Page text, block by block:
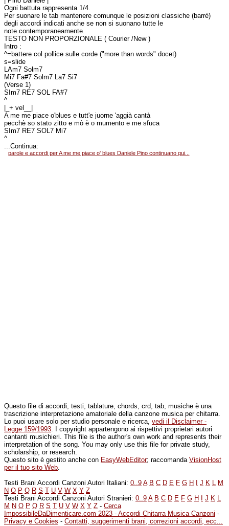
Ogni battuta rappresenta 1/4.
Per suonare le tab mantenere comunque le posizioni classiche (barrè)
degli accordi indicati anche se non si suonano tutte le
note contemporaneamente.
TESTO NON PROPORZIONALE ( Courier /New )
Intro :
^=battere col pollice sulle corde ("more than words" docet)
s=slide
LAm7 Solm7
Mi7 Fa#7 Solm7 La7 Si7
(Verse 1)
SIm7 RE7 SOL FA#7
^
|_+ vel__|
A me me piace o'blues e tutt'e juorne 'aggià cantà
pecchè so stato zitto e mò è o mumento e me sfuca
SIm7 RE7 SOL7 Mi7
^
...Continua:
parole e accordi per A me me piace o' blues Daniele Pino continuano qui...
Questo file di accordi, testi, tablature, chords, crd, tab, musiche è una
trascrizione interpretazione amatoriale della canzone musica per chitarra.
Lo puoi usare solo per studio personale e ricerca, vedi il Disclaimer -
Legge 159/1993. I copyright appartengono ai rispettivi proprietari autori
cantanti musichieri. This file is the author's own work and represents their
interpretation of the song. You may only use this file for private study,
scholarship, or research.
Questo sito è gestito anche con EasyWebEditor; raccomanda VisionHost
per il tuo sito Web.
Testi Brani Accordi Canzoni Autori Italiani: 0..9 A B C D E F G H J K L M
N O P Q R S T U V W X Y Z
Testi Brani Accordi Canzoni Autori Stranieri: 0..9 A B C D E F G H J K L
M N O P Q R S T U V W X Y Z - Cerca
ImpossibileDaDimenticare.com 2023 - Accordi Chitarra Musica Canzoni -
Privacy e Cookies - Contatti, suggerimenti brani, correzioni accordi, ecc...